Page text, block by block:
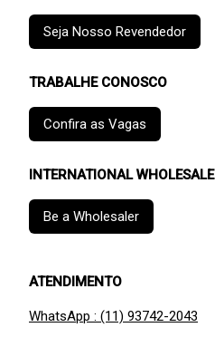
Seja Nosso Revendedor
TRABALHE CONOSCO
Confira as Vagas
INTERNATIONAL WHOLESALE
Be a Wholesaler
ATENDIMENTO
WhatsApp : (11) 93742-2043